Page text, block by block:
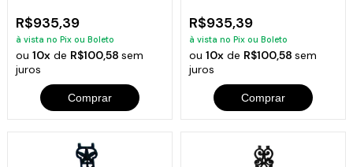
R$935,39
à vista no Pix ou Boleto
ou10x de R$100,58sem
juros
Comprar
R$935,39
à vista no Pix ou Boleto
ou 10xde R$100,58 sem
juros
Comprar